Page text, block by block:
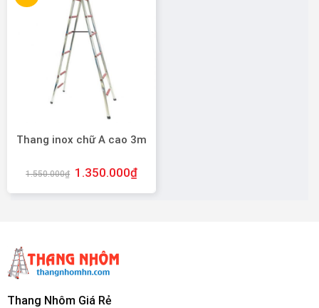
Thang inox chữ A cao 3m
1.550.000₫ 1.350.000₫
Thang Nhôm Giá Rẻ